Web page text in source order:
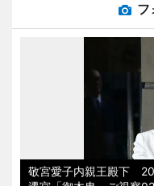
フ
敬宮愛子内親王殿下